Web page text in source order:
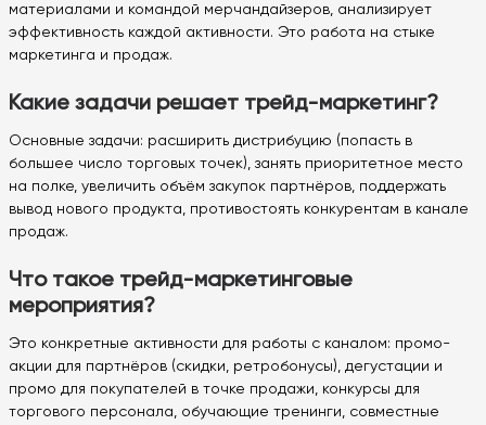
материалами и командой мерчандайзеров, анализирует
эффективность каждой активности. Это работа на стыке
маркетинга и продаж.
Какие задачи решает трейд-маркетинг?
Основные задачи: расширить дистрибуцию (попасть в
большее число торговых точек), занять приоритетное место
на полке, увеличить объём закупок партнёров, поддержать
вывод нового продукта, противостоять конкурентам в канале
продаж.
Что такое трейд-маркетинговые
мероприятия?
Это конкретные активности для работы с каналом: промо-
акции для партнёров (скидки, ретробонусы), дегустации и
промо для покупателей в точке продажи, конкурсы для
торгового персонала, обучающие тренинги, совместные